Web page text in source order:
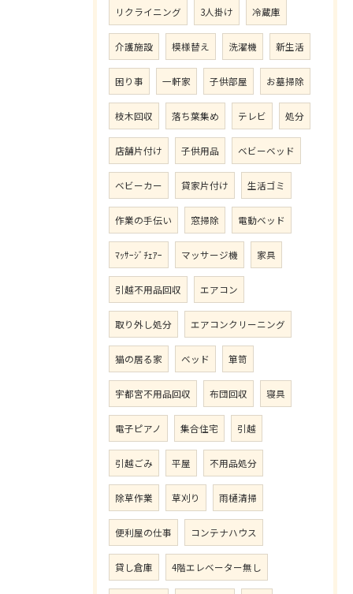
リクライニング 3人掛け 冷蔵庫
介護施設 模様替え 洗濯機 新生活
困り事 一軒家 子供部屋 お墓掃除
枝木回収 落ち葉集め テレビ 処分
店舗片付け 子供用品 ベビーベッド
ベビーカー 貸家片付け 生活ゴミ
作業の手伝い 窓掃除 電動ベッド
ﾏｯｻｰｼﾞﾁｪｱｰ マッサージ機 家具
引越不用品回収 エアコン
取り外し処分 エアコンクリーニング
猫の居る家 ベッド 箪笥
宇都宮不用品回収 布団回収 寝具
電子ピアノ 集合住宅 引越
引越ごみ 平屋 不用品処分
除草作業 草刈り 雨樋清掃
便利屋の仕事 コンテナハウス
貸し倉庫 4階エレベーター無し